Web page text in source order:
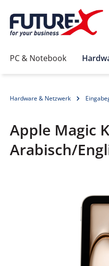
PC & Notebook
Hardware & Netzwerk
Apple Magic
Arabisch/